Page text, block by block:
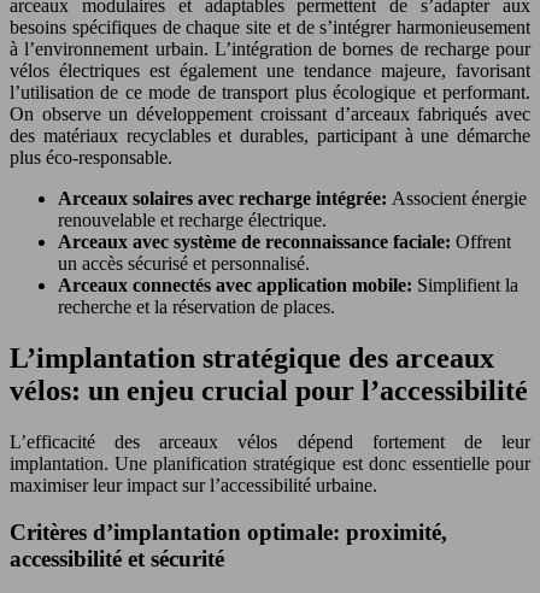
arceaux modulaires et adaptables permettent de s’adapter aux
besoins spécifiques de chaque site et de s’intégrer harmonieusement
à l’environnement urbain. L’intégration de bornes de recharge pour
vélos électriques est également une tendance majeure, favorisant
l’utilisation de ce mode de transport plus écologique et performant.
On observe un développement croissant d’arceaux fabriqués avec
des matériaux recyclables et durables, participant à une démarche
plus éco-responsable.
Arceaux solaires avec recharge intégrée: Associent énergie
renouvelable et recharge électrique.
Arceaux avec système de reconnaissance faciale: Offrent
un accès sécurisé et personnalisé.
Arceaux connectés avec application mobile: Simplifient la
recherche et la réservation de places.
L’implantation stratégique des arceaux
vélos: un enjeu crucial pour l’accessibilité
L’efficacité des arceaux vélos dépend fortement de leur
implantation. Une planification stratégique est donc essentielle pour
maximiser leur impact sur l’accessibilité urbaine.
Critères d’implantation optimale: proximité,
accessibilité et sécurité